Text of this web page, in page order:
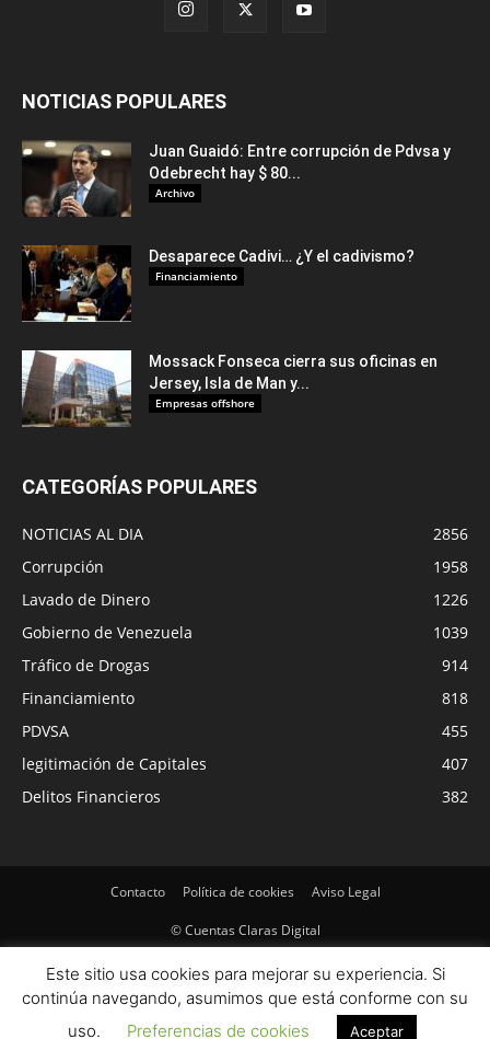
NOTICIAS POPULARES
Juan Guaidó: Entre corrupción de Pdvsa y
Odebrecht hay $ 80...
Archivo
Desaparece Cadivi… ¿Y el cadivismo?
Financiamiento
Mossack Fonseca cierra sus oficinas en
Jersey, Isla de Man y...
Empresas offshore
CATEGORÍAS POPULARES
NOTICIAS AL DIA
2856
Corrupción
1958
Lavado de Dinero
1226
Gobierno de Venezuela
1039
Tráfico de Drogas
914
Financiamiento
818
PDVSA
455
legitimación de Capitales
407
Delitos Financieros
382
Contacto Política de cookies Aviso Legal
© Cuentas Claras Digital
Este sitio usa cookies para mejorar su experiencia. Si
continúa navegando, asumimos que está conforme con su
uso.
Preferencias de cookies Aceptar